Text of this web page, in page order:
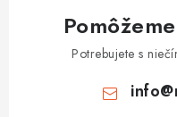
Potrebujete s
info@